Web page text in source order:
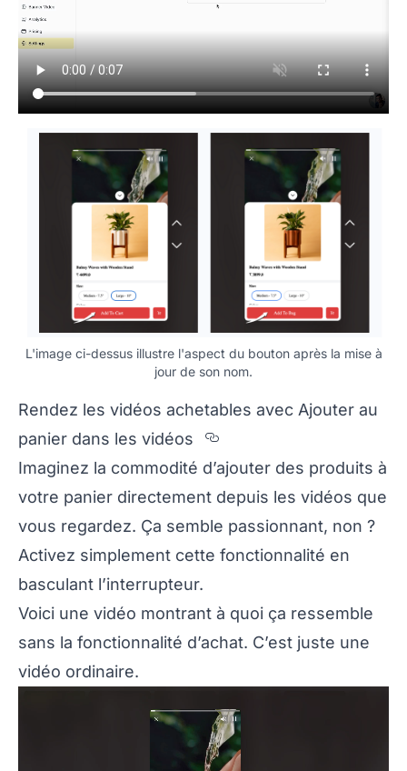
L'image ci-dessus illustre l'aspect du bouton après la mise à
jour de son nom.
Rendez les vidéos achetables avec Ajouter au
panier dans les vidéos
Section titled
Imaginez la commodité d’ajouter des produits à
votre panier directement depuis les vidéos que
vous regardez. Ça semble passionnant, non ?
Activez simplement cette fonctionnalité en
basculant l’interrupteur.
Voici une vidéo montrant à quoi ça ressemble
sans la fonctionnalité d’achat. C’est juste une
vidéo ordinaire.